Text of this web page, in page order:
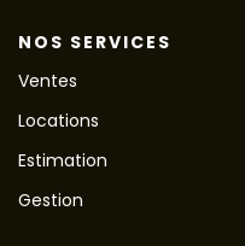
NOS SERVICES
Ventes
Locations
Estimation
Gestion